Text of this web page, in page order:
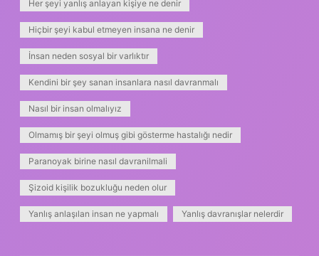
Her şeyi yanlış anlayan kişiye ne denir
Hiçbir şeyi kabul etmeyen insana ne denir
İnsan neden sosyal bir varlıktır
Kendini bir şey sanan insanlara nasıl davranmalı
Nasıl bir insan olmalıyız
Olmamış bir şeyi olmuş gibi gösterme hastalığı nedir
Paranoyak birine nasıl davranilmali
Şizoid kişilik bozukluğu neden olur
Yanlış anlaşılan insan ne yapmalı Yanlış davranışlar nelerdir